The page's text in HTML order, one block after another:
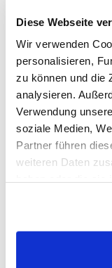
Diese Webseite
Wir verwenden
personalisieren,
zu können und die
analysieren.
Verwendung
soziale Medien,
Partner führen
weiteren Daten
Cookies, wenn
trägt selbst schwerste
EXTREM